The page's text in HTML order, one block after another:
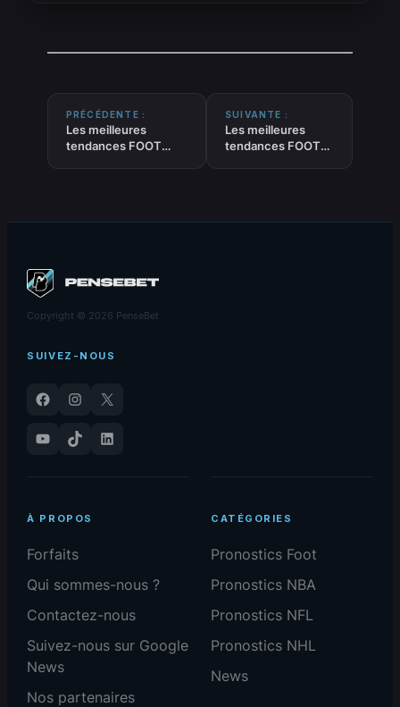
PRÉCÉDENTE :
Les meilleures
tendances FOOT
SUIVANTE :
Les meilleures
tendances FOOT
Copyright © 2026 PenseBet
SUIVEZ-NOUS
Facebook Instagram
X
YouTube
TikTok LinkedIn
À PROPOS
Forfaits
Qui sommes-nous ?
Contactez-nous
Suivez-nous sur Google
News
Nos partenaires
CATÉGORIES
Pronostics Foot
Pronostics NBA
Pronostics NFL
Pronostics NHL
News